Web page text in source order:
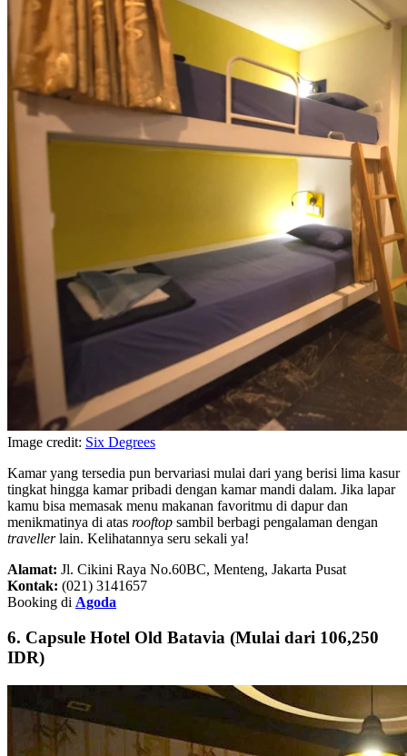
Image credit: Six Degrees
Kamar yang tersedia pun bervariasi mulai dari yang berisi lima kasur
tingkat hingga kamar pribadi dengan kamar mandi dalam. Jika lapar
kamu bisa memasak menu makanan favoritmu di dapur dan
menikmatinya di atas rooftop sambil berbagi pengalaman dengan
travellerlain. Kelihatannya seru sekali ya!
Alamat: Jl. Cikini Raya No.60BC, Menteng, Jakarta Pusat
Kontak: (021) 3141657
Booking di Agoda
6. Capsule Hotel Old Batavia (Mulai dari 106,250
IDR)